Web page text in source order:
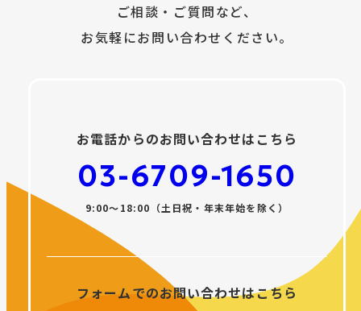
ご相談・ご質問など、
お気軽にお問い合わせください。
お電話からのお問い合わせはこちら
03-6709-1650
9:00〜18:00（土日祝・年末年始を除く）
フォームでのお問い合わせはこちら